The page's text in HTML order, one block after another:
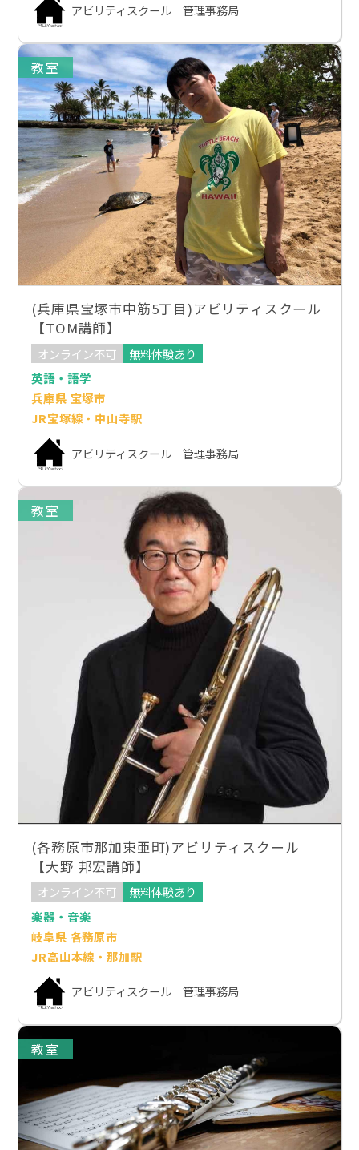
アビリティスクール 管理事務局
教室
(兵庫県宝塚市中筋5丁目)アビリティスクール
【TOM講師】
オンライン不可
無料体験あり
英語・語学
兵庫県 宝塚市
JR宝塚線・中山寺駅
アビリティスクール 管理事務局
教室
(各務原市那加東亜町)アビリティスクール
【大野 邦宏講師】
オンライン不可
無料体験あり
楽器・音楽
岐阜県 各務原市
JR高山本線・那加駅
アビリティスクール 管理事務局
教室